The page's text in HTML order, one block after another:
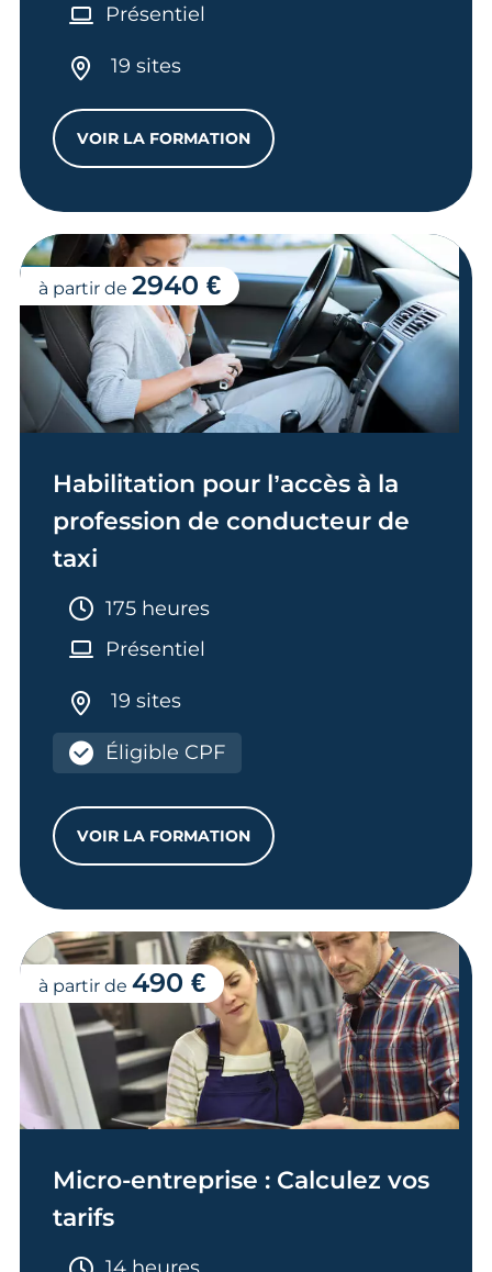
Présentiel
19 sites
VOIR LA FORMATIONRÉUSSIR SES PHOTOS POUR
Habilitation pour l’accès à la
profession de conducteur de
taxi
Durée :
175 heures
Présentiel
19 sites
Éligible CPF
VOIR LA FORMATIONHABILITATION POUR L’ACCÈS À LA
à partir de 2940 €
Micro-entreprise : Calculez vos
tarifs
Durée :
à partir de 490 €